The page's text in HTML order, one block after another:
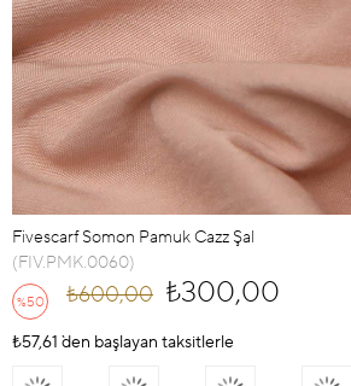
Fivescarf Somon Pamuk Cazz Şal
(FIV.PMK.0060)
%50
İndirim
₺600,00 ₺300,00
₺57,61 `den başlayan taksitlerle